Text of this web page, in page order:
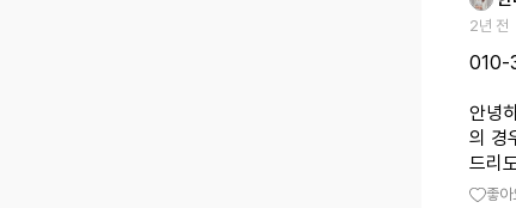
2년 전
010-
안녕
의 경
드리
좋아